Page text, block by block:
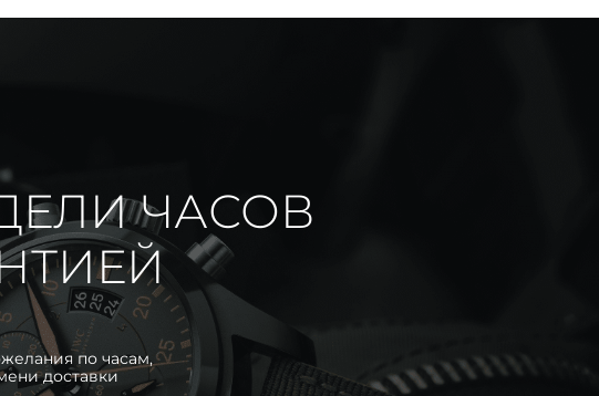
ЧАСОВ
по часам,
доставки